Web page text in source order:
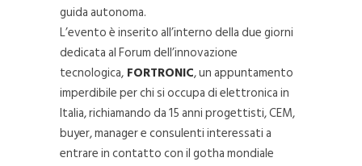
guida autonoma.
L’evento è inserito all’interno della due giorni
dedicata al Forum dell’innovazione
tecnologica, FORTRONIC, un appuntamento
imperdibile per chi si occupa di elettronica in
Italia, richiamando da 15 anni progettisti, CEM,
buyer, manager e consulenti interessati a
entrare in contatto con il gotha mondiale